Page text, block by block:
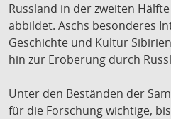
Russland in der zweiten
abbildet. Aschs besonderes
Geschichte und Kultur
hin zur Eroberung durch
Unter den Beständen der
für die Forschung wichtige,